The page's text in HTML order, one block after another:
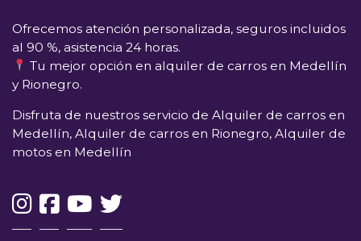
Ofrecemos atención personalizada, seguros incluidos
al 90 %, asistencia 24 horas.
Tu mejor opción en alquiler de carros en Medellín
y Rionegro.
Disfruta de nuestros servicio de Alquiler de carros en
Medellín, Alquiler de carros en Rionegro, Alquiler de
motos en Medellín